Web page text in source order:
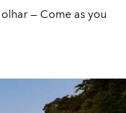
— Come as you